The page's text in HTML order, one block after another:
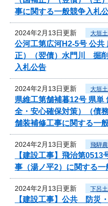
事に関する一般競争入札
2024年2月13日更新 大垣
公河工第広河H2-5号 公共
正）（翌債）水門川 掘
入札公告
2024年2月13日更新 大垣
県維工第舗補暮12号 県単
全・安心確保対策）（
舗装補修工事に関する一
2024年2月13日更新 飛騨
【建設工事】飛治第
事（湯ノ平2）に関する
2024年2月13日更新 下呂
【建設工事】公共 防災